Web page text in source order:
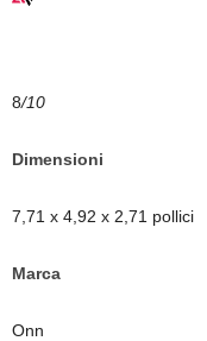
8/10
Dimensioni
7,71 x 4,92 x 2,71 pollici
Marca
Onn